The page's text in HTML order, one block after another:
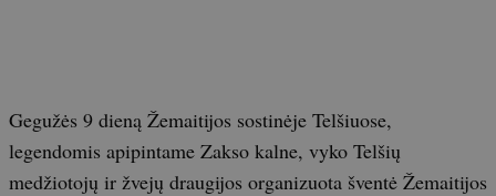
Gegužės 9 dieną Žemaitijos sostinėje Telšiuose,
legendomis apipintame Zakso kalne, vyko Telšių
medžiotojų ir žvejų draugijos organizuota šventė Žemaitijos